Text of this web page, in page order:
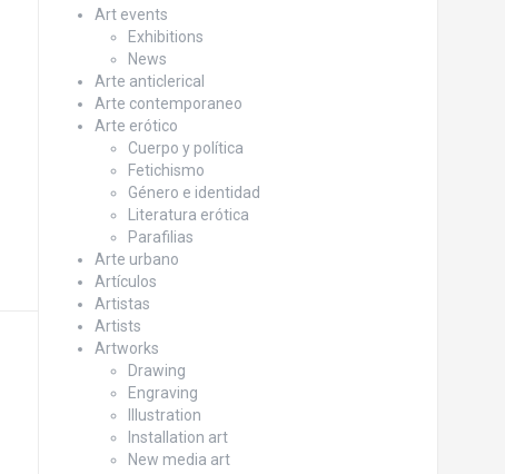
Art events
Exhibitions
News
Arte anticlerical
Arte contemporaneo
Arte erótico
Cuerpo y política
Fetichismo
Género e identidad
Literatura erótica
Parafilias
Arte urbano
Artículos
Artistas
Artists
Artworks
Drawing
Engraving
Illustration
Installation art
New media art